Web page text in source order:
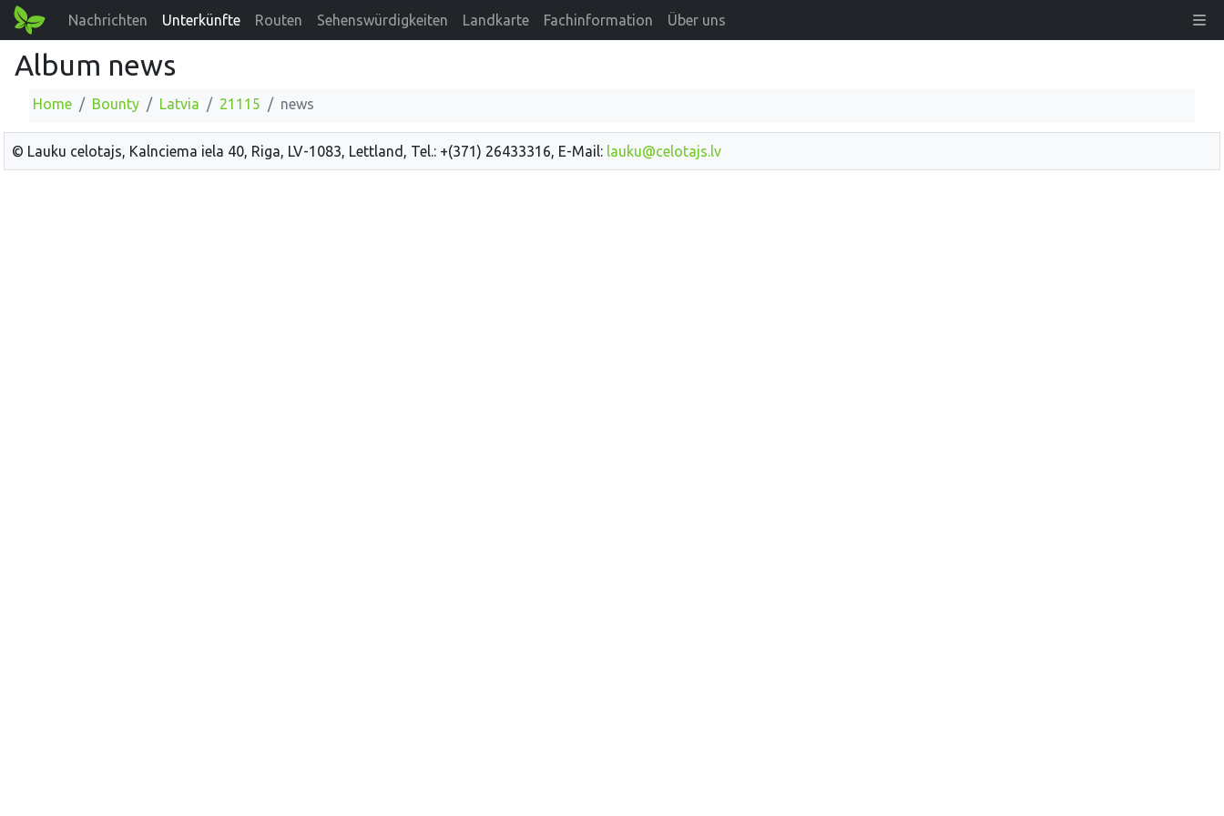
Nachrichten Unterkünfte Routen Sehenswürdigkeiten Landkarte Fachinformation Über uns
Album news
Home Bounty Latvia 21115 news
© Lauku celotajs, Kalnciema iela 40, Riga, LV-1083, Lettland, Tel.: +(371) 26433316, E-Mail: lauku@celotajs.lv